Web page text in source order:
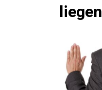
TERUG NAAR TOEN
liegen